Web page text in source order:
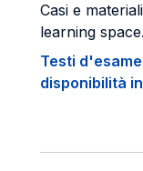
Casi e
learning space.
Testi
disponibilità